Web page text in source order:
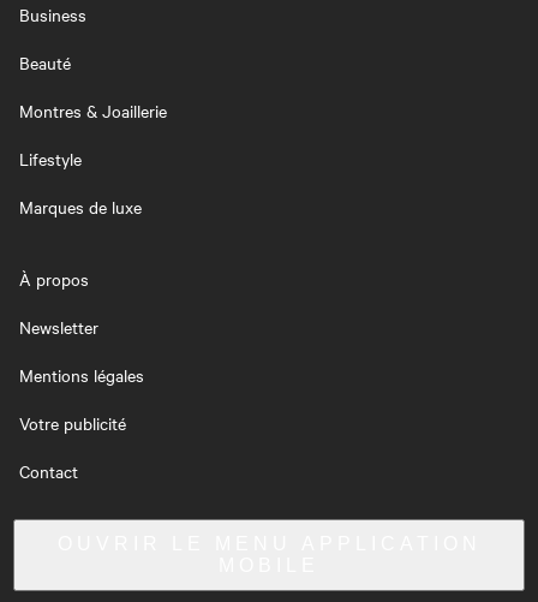
Business
Beauté
Montres & Joaillerie
Lifestyle
Marques de luxe
À propos
Newsletter
Mentions légales
Votre publicité
Contact